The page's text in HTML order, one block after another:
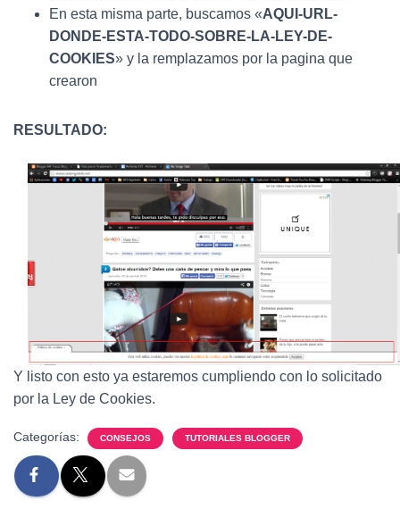
En esta misma parte, buscamos «AQUI-URL-
DONDE-ESTA-TODO-SOBRE-LA-LEY-DE-
COOKIES» y la remplazamos por la pagina que
crearon
RESULTADO:
Y listo con esto ya estaremos cumpliendo con lo solicitado
por la Ley de Cookies.
Categorías: CONSEJOS TUTORIALES BLOGGER